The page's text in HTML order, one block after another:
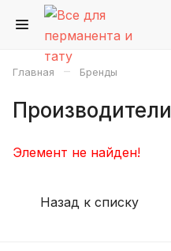
Главная – Бренды
Производители
Элемент не найден!
Назад к списку